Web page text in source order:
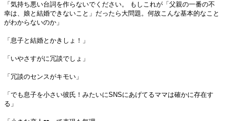
「気持ち悪い台詞を作らないでください。 もしこれが「父親の一番の不
幸は、娘と結婚できないこと」だったら大問題。何故こんな基本的なこと
がわからないのか」
「息子と結婚とかきしょ！」
「いやさすがに冗談でしょ」
「冗談のセンスがキモい」
「でも息子を小さい彼氏！みたいにSNSにあげてるママは確かに存在す
る」